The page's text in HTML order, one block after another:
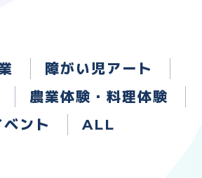
障がい児アート
農業体験・料理体験
ベント
ALL